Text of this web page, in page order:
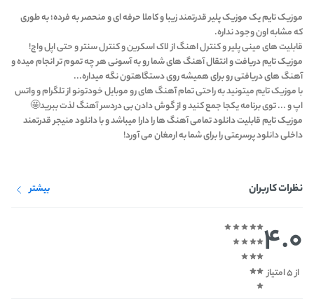
موزیک تایم یک موزیک پلیر قدرتمند زیبا و کاملا حرفه ای و منحصر به فرده؛ به طوری
که مشابه اون وجود نداره.
قابلیت های مینی پلیر و کنترل اهنگ از لاک اسکرین و کنترل سنتر و حتی اپل واج!
موزیک تایم دریافت و انتقال آهنگ های شما رو به آسونی هر چه تموم تر انجام میده و
آهنگ های دریافتی رو برای همیشه روی دستگاهتون نگه میداره...
با موزیک تایم میتونید به راحتی تمام آهنگ های رو موبایل خودتونو از تلگرام و واتس
اپ و ... توی برنامه یکجا جمع کنید و از گوش دادن بی دردسر آهنگ لذت ببرید🤩
موزیک تایم قابلیت دانلود تمامی آهنگ ها را دارا میباشد و با دانلود منیجر قدرتمند
داخلی دانلود پرسرعتی را برای شما به ارمغان می آورد!
نظرات کاربران بیشتر
4.0
از 5 امتیاز